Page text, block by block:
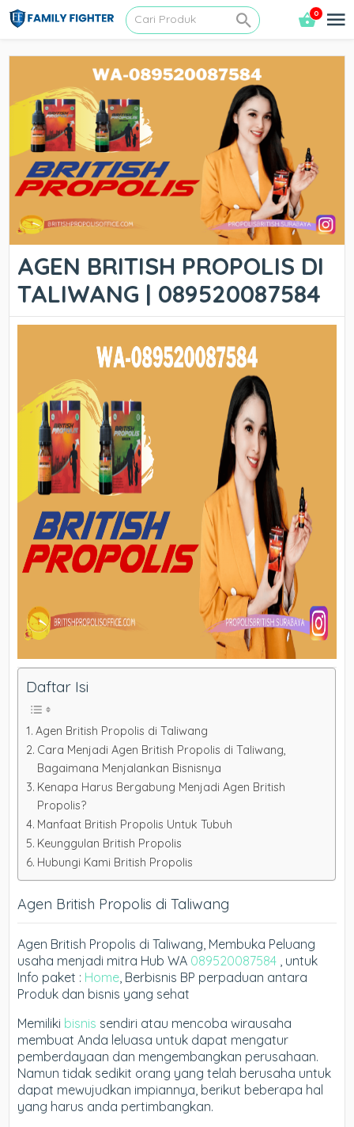
0
AGEN BRITISH PROPOLIS DI
TALIWANG | 089520087584
Daftar Isi
Agen British Propolis di Taliwang
Cara Menjadi Agen British Propolis di Taliwang,
Bagaimana Menjalankan Bisnisnya
Kenapa Harus Bergabung Menjadi Agen British
Propolis?
Manfaat British Propolis Untuk Tubuh
Keunggulan British Propolis
Hubungi Kami British Propolis
Agen British Propolis di Taliwang
Agen British Propolis di Taliwang, Membuka Peluang
usaha menjadi mitra Hub WA 089520087584 , untuk
Info paket : Home, Berbisnis BP perpaduan antara
Produk dan bisnis yang sehat
Memiliki bisnis sendiri atau mencoba wirausaha
membuat Anda leluasa untuk dapat mengatur
pemberdayaan dan mengembangkan perusahaan.
Namun tidak sedikit orang yang telah berusaha untuk
dapat mewujudkan impiannya, berikut beberapa hal
yang harus anda pertimbangkan.